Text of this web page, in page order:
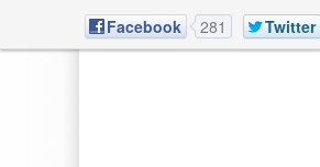
Facebook 281 Twitter